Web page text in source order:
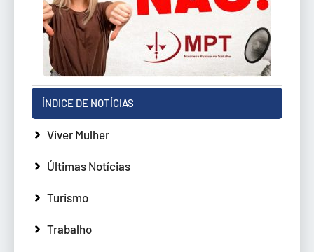
ÍNDICE DE NOTÍCIAS
Viver Mulher
Últimas Notícias
Turismo
Trabalho